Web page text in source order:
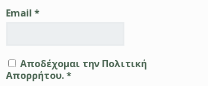
Email *
Αποδέχομαι την Πολιτική
Απορρήτου. *